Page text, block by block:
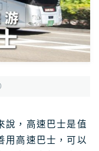
說，高速巴士是值
用高速巴士，可以